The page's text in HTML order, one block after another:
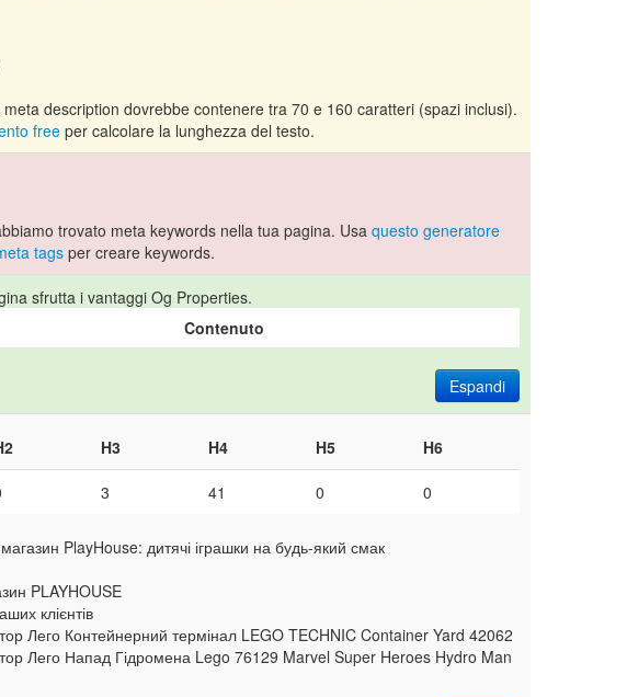
description dovrebbe contenere tra 70 e 160 caratteri (spazi inclusi).
freeper calcolare la lunghezza del testo.
trovato meta keywords nella tua pagina. Usa questo generatore
tags per creare keywords.
sfrutta i vantaggi Og Properties.
Contenuto
Espandi
H3 H4 H5 H6
3 41 0 0
PlayHouse: дитячі іграшки на будь-який смак
PLAYHOUSE
клієнтів
Лего Контейнерний термінал LEGO TECHNIC Container Yard 42062
Лего Напад Гідромена Lego 76129 Marvel Super Heroes Hydro Man